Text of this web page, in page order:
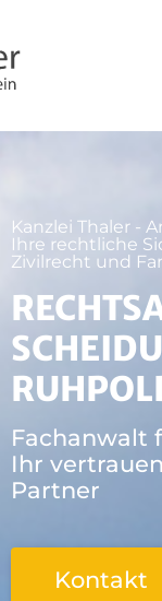
Kanzlei Thaler -
Ihre rechtliche
Zivilrecht und
Fachanwalt
Ihr
Partner
Kontakt